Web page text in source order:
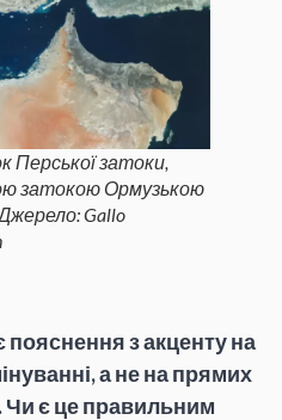
Перської затоки,
затокою Ормузькою
Gallo
з акценту на
а не на прямих
Чи є це правильним